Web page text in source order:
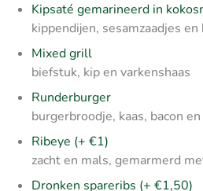
Kipsaté gemarineerd in
kippendijen, sesamzaadjes en
Mixed grill
biefstuk, kip en varkenshaas
Runderburger
burgerbroodje, kaas, bacon
Ribeye (+ €1)
zacht en mals, gemarmerd
Dronken spareribs (+ €1,50)